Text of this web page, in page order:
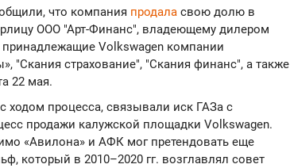
что компания продала свою долю в
ООО "Арт-Финанс", владеющему дилером
Volkswagen компании
"Скания страхование", "Скания финанс", а также
22 мая.
ходом процесса, связывали иск ГАЗа с
продажи калужской площадки Volkswagen.
«Авилона» и АФК мог претендовать еще
который в 2010–2020 гг. возглавлял совет